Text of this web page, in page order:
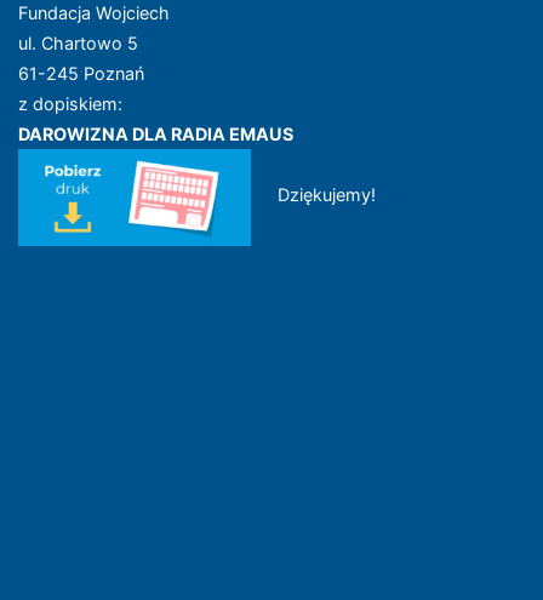
Fundacja Wojciech
ul. Chartowo 5
61-245 Poznań
z dopiskiem:
DAROWIZNA DLA RADIA EMAUS
Dziękujemy!